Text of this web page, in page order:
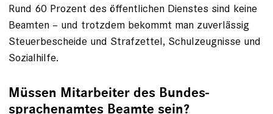
Rund 60 Prozent des öffentlichen Dienstes sind keine
Beamten – und trotzdem bekommt man zuverlässig
Steuerbescheide und Strafzettel, Schulzeugnisse und
Sozialhilfe.
Müssen ­Mitarbeiter des Bundes­
sprachen­amtes Beamte sein?